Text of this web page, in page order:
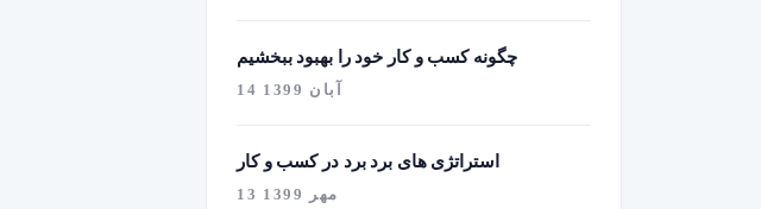
چگونه کسب و کار خود را بهبود ببخشیم
14 آبان 1399
استراتژی های برد برد در کسب و کار
13 مهر 1399